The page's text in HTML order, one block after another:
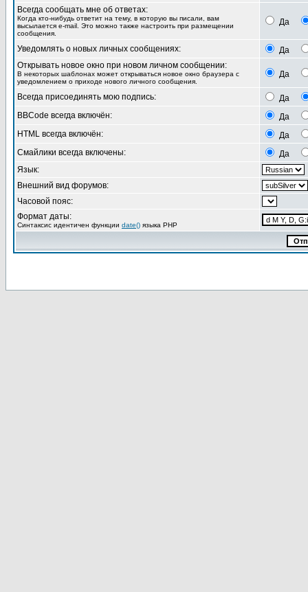
Всегда сообщать мне об ответах:
Когда кто-нибудь ответит на тему, в которую вы писали, вам
высылается e-mail. Это можно также настроить при размещении
сообщения.
Да
Уведомлять о новых личных сообщениях:
Да
Открывать новое окно при новом личном сообщении:
В некоторых шаблонах может открываться новое окно браузера с
уведомлением о приходе нового личного сообщения.
Да
Всегда присоединять мою подпись:
Да
BBCode всегда включён:
Да
HTML всегда включён:
Да
Смайлики всегда включены:
Да
Язык:
Внешний вид форумов:
Часовой пояс:
Формат даты:
Синтаксис идентичен функции date() языка PHP